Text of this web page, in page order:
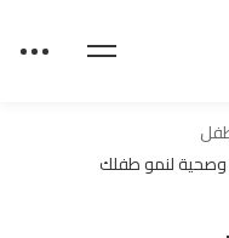
وصحية لنمو طفلك